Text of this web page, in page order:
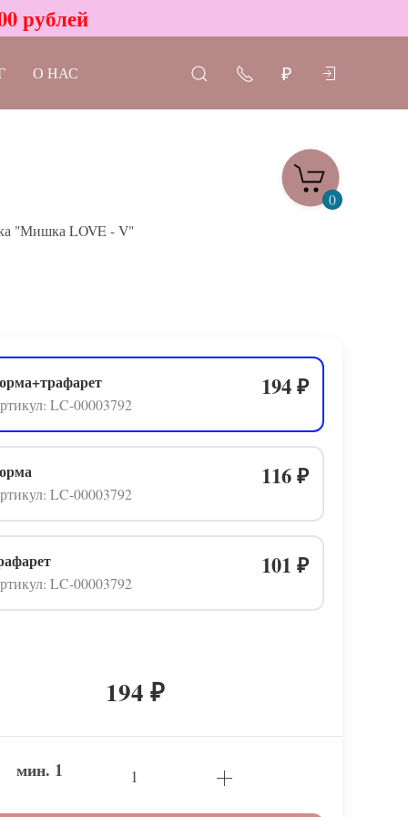
рублей
О НАС ₽
0
"Мишка LOVE - V"
LC-00003792
194 ₽
LC-00003792
116 ₽
LC-00003792
101 ₽
194 ₽
мин. 1